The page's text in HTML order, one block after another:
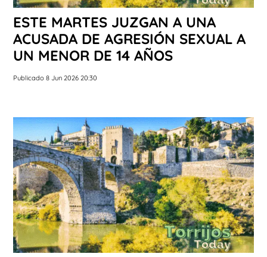
ESTE MARTES JUZGAN A UNA
ACUSADA DE AGRESIÓN SEXUAL A
UN MENOR DE 14 AÑOS
Publicado 8 Jun 2026 20:30